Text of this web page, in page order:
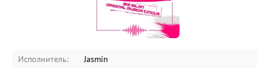
Исполнитель:
Jasmin